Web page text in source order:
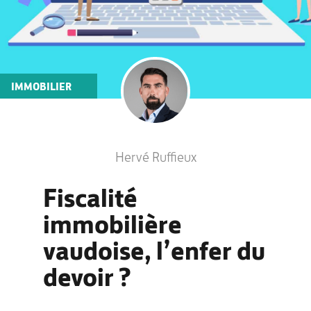
IMMOBILIER
Hervé Ruffieux
Fiscalité
immobilière
vaudoise, l’enfer du
devoir ?